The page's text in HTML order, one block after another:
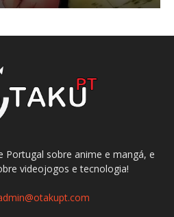
Portugal sobre anime e mangá, e
videojogos e tecnologia!